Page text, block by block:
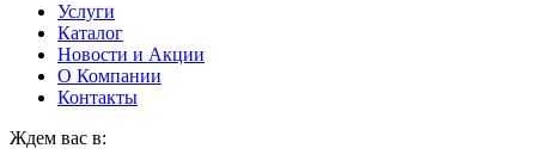
Услуги
Каталог
Новости и Акции
О Компании
Контакты
Ждем вас в: